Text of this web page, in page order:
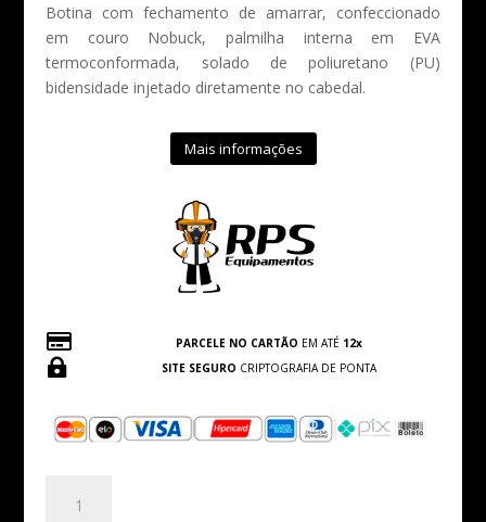
Botina com fechamento de amarrar, confeccionado
em couro Nobuck, palmilha interna em EVA
termoconformada, solado de poliuretano (PU)
bidensidade injetado diretamente no cabedal.
Mais informações
 PARCELE NO CARTÃO EM ATÉ 12x
 SITE SEGURO CRIPTOGRAFIA DE PONTA